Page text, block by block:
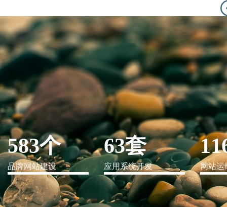
IT行业解决方案
信息爆炸时代，信息传递是否做到更新、更全、更
583个
品牌网站建设
63套
应用系统开发 网站运